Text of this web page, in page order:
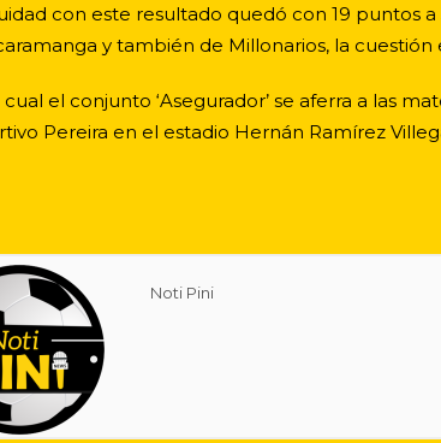
con este resultado quedó con 19 puntos
y también de Millonarios, la cuestión
cual el conjunto ‘Asegurador’ se aferra a las
Pereira en el estadio Hernán Ramírez
Noti Pini